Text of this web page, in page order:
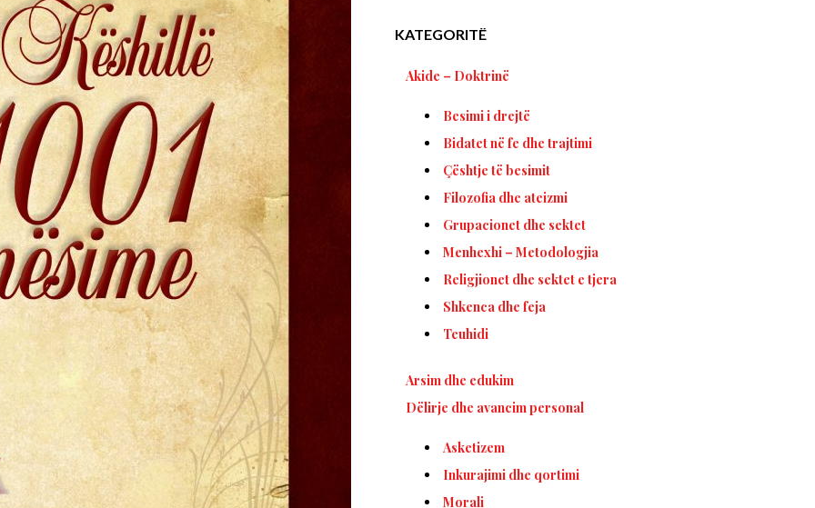
KATEGORITË
Akide – Doktrinë
Besimi i drejtë
Bidatet në fe dhe trajtimi
Çështje të besimit
Filozofia dhe ateizmi
Grupacionet dhe sektet
Menhexhi – Metodologjia
Religjionet dhe sektet e tjera
Shkenca dhe feja
Teuhidi
Arsim dhe edukim
Dëlirje dhe avancim personal
Asketizem
Inkurajimi dhe qortimi
Morali